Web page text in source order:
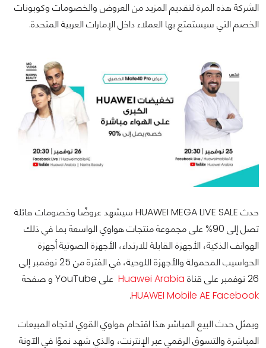
الشركة هذه المرة لتقديم المزيد من العروض والخصومات وكوبونات
الخصم التي سيستمتع بها العملاء داخل الإمارات العربية المتحدة.
حدث HUAWEI MEGA LIVE SALE سيشهد عروضًا وخصومات هائلة
تصل إلى 90% على مجموعة منتجات هواوي الواسعة بما في ذلك
الهواتف الذكية، الأجهزة القابلة للارتداء، الأجهزة الصوتية أجهزة
الحواسيب المحمولة والأجهزة اللوحية، في الفترة من 25 نوفمبر إلى
26 نوفمبر على قناة
على YouTube و صفحة
HUAWEI Mobile AE Facebook
.
ويمثل حدث البيع المباشر هذا اقتحام هواوي القوي لاتجاه المبيعات
المباشرة والتسوق الرقمي عبر الإنترنت، والذي شهد نموًا في الآونة